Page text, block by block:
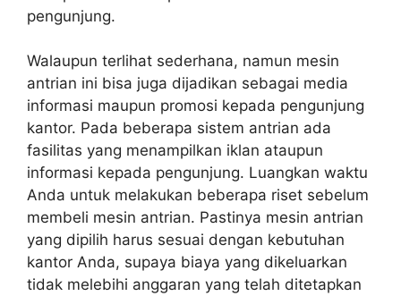
pengunjung.
Walaupun terlihat sederhana, namun mesin
antrian ini bisa juga dijadikan sebagai media
informasi maupun promosi kepada pengunjung
kantor. Pada beberapa sistem antrian ada
fasilitas yang menampilkan iklan ataupun
informasi kepada pengunjung. Luangkan waktu
Anda untuk melakukan beberapa riset sebelum
membeli mesin antrian. Pastinya mesin antrian
yang dipilih harus sesuai dengan kebutuhan
kantor Anda, supaya biaya yang dikeluarkan
tidak melebihi anggaran yang telah ditetapkan